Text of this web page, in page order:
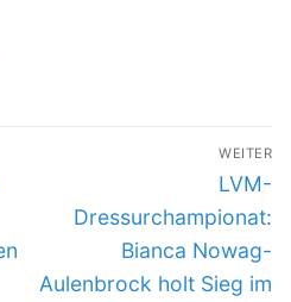
WEITER
Beitrag:
LVM-
Dressurchampionat:
Bianca Nowag-
Aulenbrock holt Sieg im